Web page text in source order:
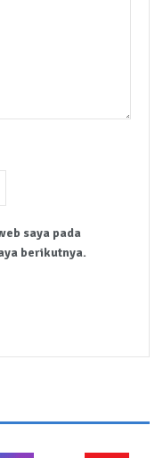
saya pada
berikutnya.